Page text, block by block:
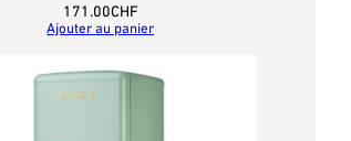
171.00CHF
Ajouter au panier